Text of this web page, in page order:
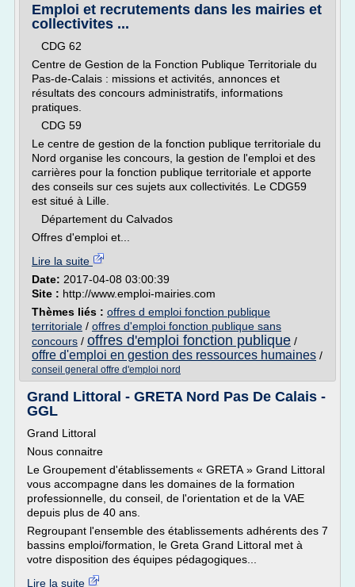
Emploi et recrutements dans les mairies et
collectivites ...
CDG 62
Centre de Gestion de la Fonction Publique Territoriale du
Pas-de-Calais : missions et activités, annonces et
résultats des concours administratifs, informations
pratiques.
CDG 59
Le centre de gestion de la fonction publique territoriale du
Nord organise les concours, la gestion de l'emploi et des
carrières pour la fonction publique territoriale et apporte
des conseils sur ces sujets aux collectivités. Le CDG59
est situé à Lille.
Département du Calvados
Offres d'emploi et...
Lire la suite
Date: 2017-04-08 03:00:39
Site : http://www.emploi-mairies.com
Thèmes liés : offres d emploi fonction publique
territoriale / offres d'emploi fonction publique sans
concours / offres d'emploi fonction publique /
offre d'emploi en gestion des ressources humaines /
conseil general offre d'emploi nord
Grand Littoral - GRETA Nord Pas De Calais -
GGL
Grand Littoral
Nous connaitre
Le Groupement d'établissements « GRETA » Grand Littoral
vous accompagne dans les domaines de la formation
professionnelle, du conseil, de l'orientation et de la VAE
depuis plus de 40 ans.
Regroupant l'ensemble des établissements adhérents des 7
bassins emploi/formation, le Greta Grand Littoral met à
votre disposition des équipes pédagogiques...
Lire la suite